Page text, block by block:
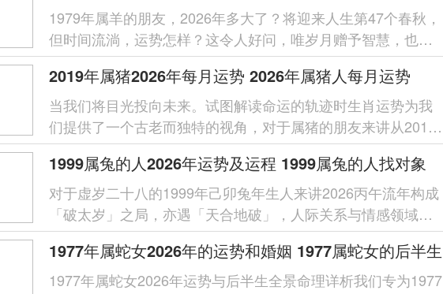
1979年属羊的朋友，2026年多大了？将迎来人生第47个春秋，
但时间流淌，运势怎样？这令人好问，唯岁月赠予智慧，也带
来挑战，随我们共同探寻，那属羊人的运程全...
2019年属猪2026年每月运势 2026年属猪人每月运势
当我们将目光投向未来。试图解读命运的轨迹时生肖运势为我
们提供了一个古老而独特的视角，对于属猪的朋友来讲从2019
年本命年的跌宕起伏，到展望...
1999属兔的人2026年运势及运程 1999属兔的人找对象
对于虚岁二十八的1999年己卯兔年生人来讲2026丙午流年构成
「破太岁」之局，亦遇「天合地破」，人际关系与情感领域易
生变动，本年「伤官透干」利于...
1977年属蛇女2026年的运势和婚姻 1977属蛇女的后半生
1977年属蛇女2026年运势与后半生全景命理详析我们专为1977